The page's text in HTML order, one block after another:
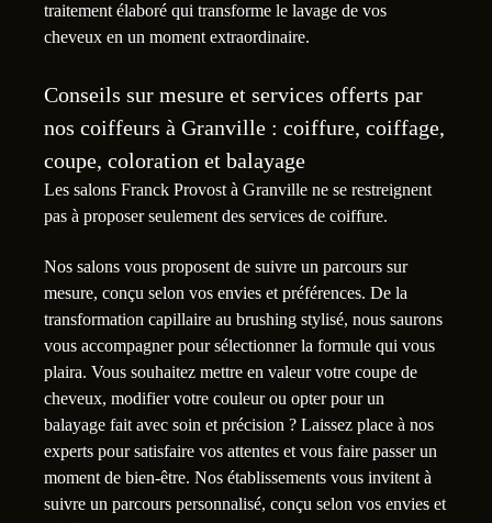
traitement élaboré qui transforme le lavage de vos
cheveux en un moment extraordinaire.
Conseils sur mesure et services offerts par
nos coiffeurs à Granville : coiffure, coiffage,
coupe, coloration et balayage
Les salons Franck Provost à Granville ne se restreignent
pas à proposer seulement des services de coiffure.
Nos salons vous proposent de suivre un parcours sur
mesure, conçu selon vos envies et préférences. De la
transformation capillaire au brushing stylisé, nous saurons
vous accompagner pour sélectionner la formule qui vous
plaira. Vous souhaitez mettre en valeur votre coupe de
cheveux, modifier votre couleur ou opter pour un
balayage fait avec soin et précision ? Laissez place à nos
experts pour satisfaire vos attentes et vous faire passer un
moment de bien-être. Nos établissements vous invitent à
suivre un parcours personnalisé, conçu selon vos envies et